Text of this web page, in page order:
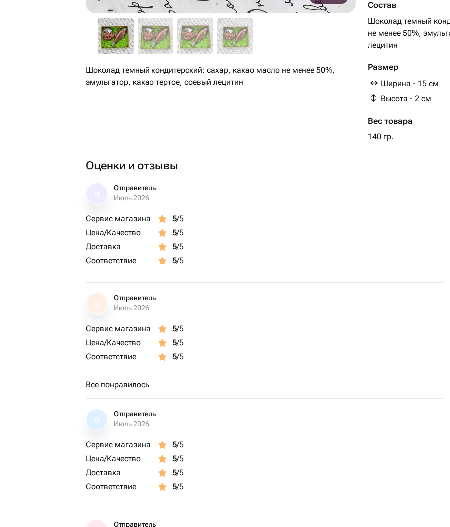
Состав
Шоколад темный
не менее 50%,
лецитин
Размер
Ширина - 15 см
Высота - 2 см
Вес товара
140 гр.
Шоколад темный кондитерский: сахар, какао масло не менее 50%,
эмульгатор, какао тертое, соевый лецитин
Оценки и отзывы
Отправитель
Июль 2026
Сервис магазина 5/5
Цена/Качество
5/5
Доставка
5/5
Соответствие
5/5
О
Отправитель
Июль 2026
Сервис магазина 5/5
Цена/Качество
5/5
Соответствие
5/5
Все понравилось
О
Отправитель
Июль 2026
Сервис магазина 5/5
Цена/Качество
5/5
Доставка
5/5
Соответствие
5/5
Отправитель